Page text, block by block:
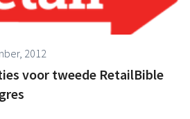
2012
voor tweede RetailBible